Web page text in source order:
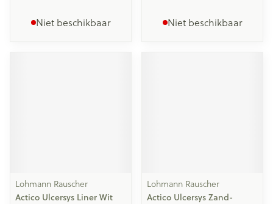
Niet beschikbaar Niet beschikbaar
Lohmann Rauscher
Actico Ulcersys Liner Wit
Lohmann Rauscher
Actico Ulcersys Zand-